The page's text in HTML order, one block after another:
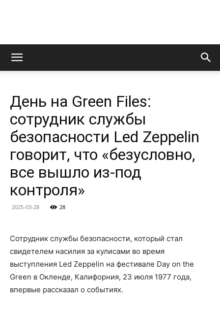
LedZeppelin.Ru
День на Green Files:
сотрудник службы
безопасности Led Zeppelin
говорит, что «безусловно,
все вышло из-под
контроля»
2025-03-28 28
Сотрудник службы безопасности, который стал
свидетелем насилия за кулисами во время
выступления Led Zeppelin на фестивале Day on the
Green в Окленде, Калифорния, 23 июля 1977 года,
впервые рассказал о событиях.